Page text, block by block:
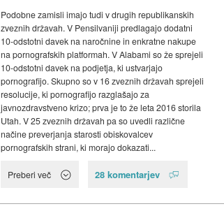
Podobne zamisli imajo tudi v drugih republikanskih
zveznih državah. V Pensilvaniji predlagajo dodatni
10-odstotni davek na naročnine in enkratne nakupe
na pornografskih platformah. V Alabami so že sprejeli
10-odstotni davek na podjetja, ki ustvarjajo
pornografijo. Skupno so v 16 zveznih državah sprejeli
resolucije, ki pornografijo razglašajo za
javnozdravstveno krizo; prva je to že leta 2016 storila
Utah. V 25 zveznih državah pa so uvedli različne
načine preverjanja starosti obiskovalcev
pornografskih strani, ki morajo dokazati...
Preberi več 28 komentarjev